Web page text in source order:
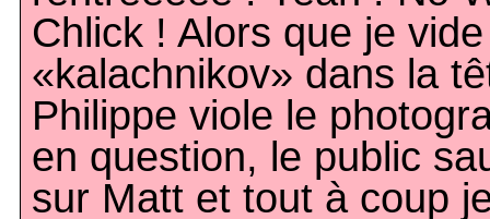
Chlick ! Alors que je
«kalachnikov» dans la
Philippe viole le
en question, le public
sur Matt et tout à coup